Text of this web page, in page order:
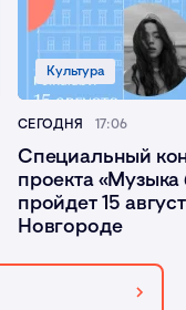
Специальный
проекта «Музыка
пройдет 15
Новгороде
Культура
СЕГОДНЯ 17:06